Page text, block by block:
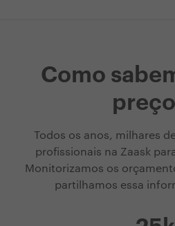
Como
Todos os anos, milhares
profissionais na Zaask
Monitorizamos os
partilhamos essa